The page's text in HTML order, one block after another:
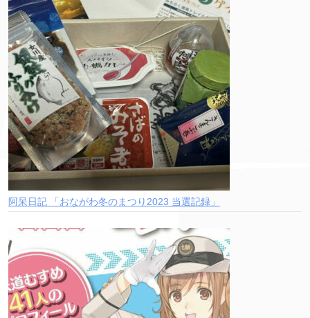
阿呆日記 「おながわ冬のまつり2023 当選記録」